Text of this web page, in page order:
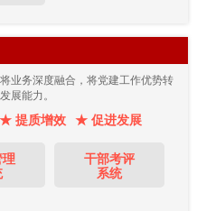
业务深度融合，将党建工作优势转
展能力。
★ 提质增效 ★ 促进发展
理
干部考评
系统